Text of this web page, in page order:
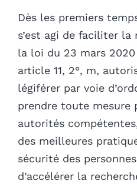
Dès les premiers
s’est agi de faciliter la
la loi du 23 mars 2020
article 11, 2°, m,
légiférer par voie
prendre toute mesure
autorités
des meilleures
sécurité des
d’accélérer la